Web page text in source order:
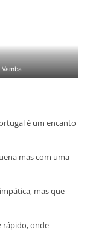
é um encanto
mas com uma
mas que
rápido, onde